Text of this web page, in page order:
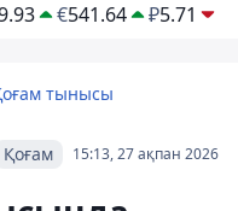
€541.64 ₽5.71
тынысы
15:13, 27 ақпан 2026
Қоғам